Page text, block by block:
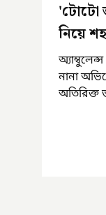
'টোটো
নিয়ে
নানা